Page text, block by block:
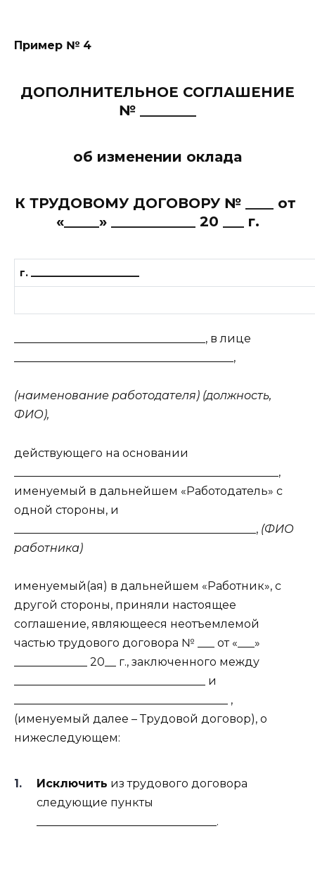
Пример № 4
ДОПОЛНИТЕЛЬНОЕ СОГЛАШЕНИЕ
№ ________
об изменении оклада
К ТРУДОВОМУ ДОГОВОРУ № ____ от
«_____» ____________ 20 ___ г.
г. ______________________
__________________________________, в лице
_______________________________________,
(наименование работодателя) (должность,
ФИО),
действующего на основании
_______________________________________________,
именуемый в дальнейшем «Работодатель» с
одной стороны, и
___________________________________________, (ФИО
работника)
именуемый(ая) в дальнейшем «Работник», с
другой стороны, приняли настоящее
соглашение, являющееся неотъемлемой
частью трудового договора № ___ от «___»
_____________ 20__ г., заключенного между
__________________________________ и
______________________________________ ,
(именуемый далее – Трудовой договор), о
нижеследующем:
Исключить из трудового договора
следующие пункты
________________________________.